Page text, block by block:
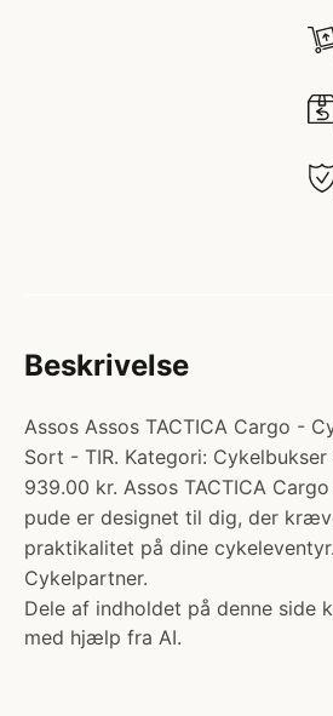
Beskrivelse
Assos Assos TACTICA Cargo -
Sort - TIR. Kategori:
939.00 kr. Assos TACTICA
pude er designet til dig, der
praktikalitet på dine
Cykelpartner.
Dele af indholdet på denne side
med hjælp fra AI.